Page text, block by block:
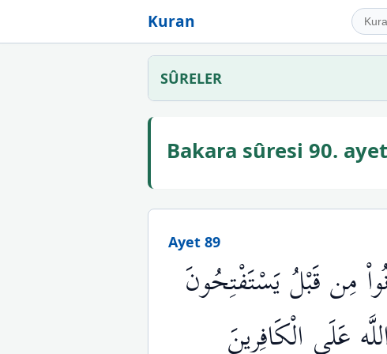
Kuran
SÛRELER
Bakara sûresi 90.
Ayet 89
مِن قَبْلُ يَسْتَفْتِحُونَ
عَلَى الْكَافِرِينَ